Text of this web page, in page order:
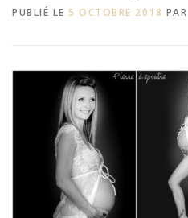
PUBLIÉ LE 5 OCTOBRE 2018 PAR